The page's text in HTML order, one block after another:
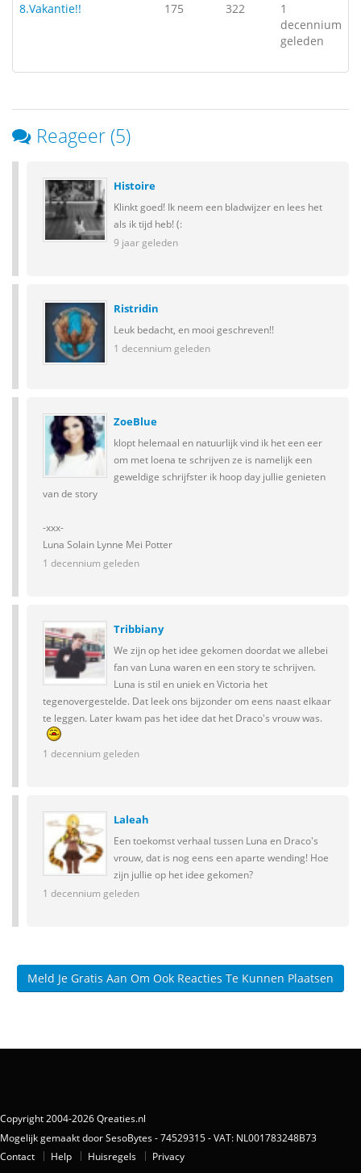
8.Vakantie!!
175 322
1
decennium
geleden
Reageer (5)
Histoire
Klinkt goed! Ik neem een bladwijzer en lees het
als ik tijd heb! (:
9 jaar geleden
Ristridin
Leuk bedacht, en mooi geschreven!!
1 decennium geleden
ZoeBlue
klopt helemaal en natuurlijk vind ik het een eer
om met loena te schrijven ze is namelijk een
geweldige schrijfster ik hoop day jullie genieten
van de story
-xxx-
Luna Solain Lynne Mei Potter
1 decennium geleden
Tribbiany
We zijn op het idee gekomen doordat we allebei
fan van Luna waren en een story te schrijven.
Luna is stil en uniek en Victoria het
tegenovergestelde. Dat leek ons bijzonder om eens naast elkaar
te leggen. Later kwam pas het idee dat het Draco's vrouw was.
1 decennium geleden
Laleah
Een toekomst verhaal tussen Luna en Draco's
vrouw, dat is nog eens een aparte wending! Hoe
zijn jullie op het idee gekomen?
1 decennium geleden
Meld Je Gratis Aan Om Ook Reacties Te Kunnen Plaatsen
Copyright 2004-2026 Qreaties.nl
Mogelijk gemaakt door SesoBytes - 74529315 - VAT: NL001783248B73
Contact
Help Huisregels Privacy